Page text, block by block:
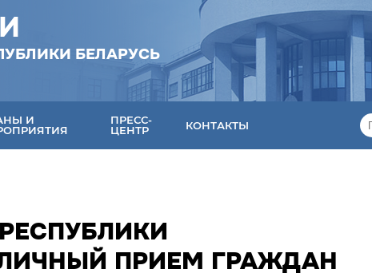
БЕЛАРУСЬ
И
ПРЕСС-
ЦЕНТР
КОНТАКТЫ
ПРИЕМ ГРАЖДАН